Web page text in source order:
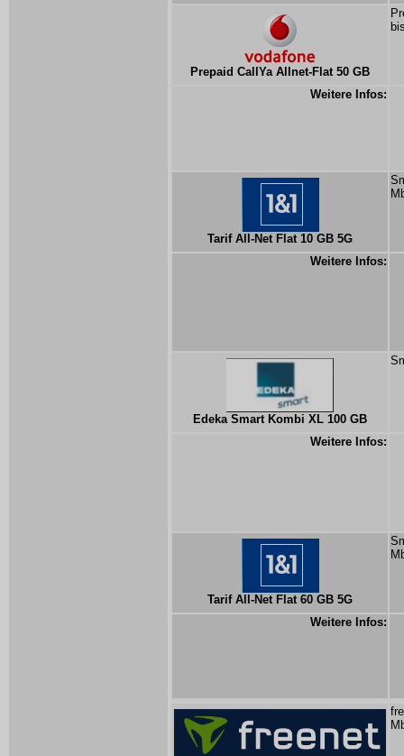
Prepaid CallYa Allnet-Flat 50 GB
Weitere Infos:
Tarif All-Net Flat 10 GB 5G
Weitere Infos:
Edeka Smart Kombi XL 100 GB
Weitere Infos:
Tarif All-Net Flat 60 GB 5G
Weitere Infos: